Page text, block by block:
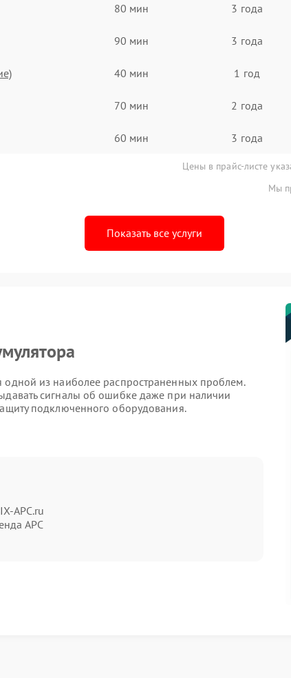
80 мин 3 года
90 мин 3 года
40 мин 1 год
70 мин 2 года
60 мин 3 года
Цены в прайс-листе
Мы
Показать все услуги
одной из наиболее распространенных проблем.
сигналы об ошибке даже при наличии
подключенного оборудования.
разряд батареи, постоянные звуковые сигналы
случаях индикаторы показывают
зарядку. Такие признаки требуют
к потере емкости. Также сказывается воздействие
Правильная эксплуатация и периодический
APC.ru
APC